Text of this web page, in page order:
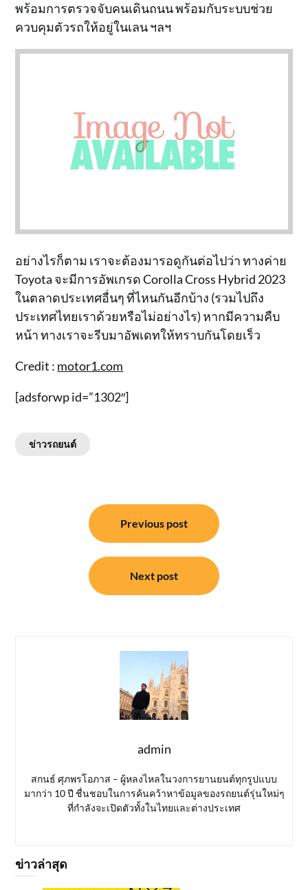
พร้อมการตรวจจับคนเดินถนน พร้อมกับระบบช่วย
ควบคุมตัวรถให้อยู่ในเลน ฯลฯ
อย่างไรก็ตาม เราจะต้องมารอดูกันต่อไปว่า ทางค่าย
Toyota จะมีการอัพเกรด Corolla Cross Hybrid 2023
ในตลาดประเทศอื่นๆ ที่ไหนกันอีกบ้าง (รวมไปถึง
ประเทศไทยเราด้วยหรือไม่อย่างไร) หากมีความคืบ
หน้า ทางเราจะรีบมาอัพเดทให้ทราบกันโดยเร็ว
Credit : motor1.com
[adsforwp id=”1302″]
ข่าวรถยนต์
Previous post
Next post
admin
สกนธ์ ศุภพรโอภาส – ผู้หลงไหลในวงการยานยนต์ทุกรูปแบบ
มากว่า 10 ปี ชื่นชอบในการค้นคว้าหาข้อมูลของรถยนต์รุ่นใหม่ๆ
ที่กำลังจะเปิดตัวทั้งในไทยและต่างประเทศ
ข่าวล่าสุด